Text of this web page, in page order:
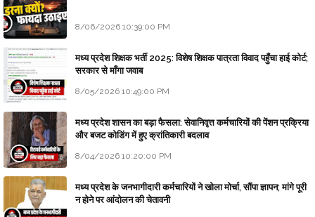
8/06/2026 10:39:00 PM
मध्य प्रदेश शिक्षक भर्ती 2025: विशेष शिक्षक पात्रता विवाद पहुँचा हाई कोर्ट;
सरकार से माँगा जवाब
8/05/2026 10:49:00 PM
मध्य प्रदेश शासन का बड़ा फैसला: सेवानिवृत्त कर्मचारियों की पेंशन प्रक्रिया
और बजट कोडिंग में हुए क्रांतिकारी बदलाव
8/04/2026 10:20:00 PM
मध्य प्रदेश के जनभागीदारी कर्मचारियों ने खोला मोर्चा, सौंपा ज्ञापन; मांगे पूरी
न होने पर आंदोलन की चेतावनी